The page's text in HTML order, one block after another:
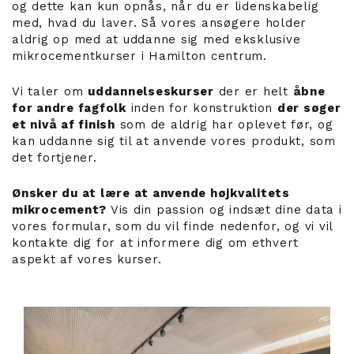
og dette kan kun opnås, når du er lidenskabelig
med, hvad du laver. Så vores ansøgere holder
aldrig op med at uddanne sig med eksklusive
mikrocementkurser i Hamilton centrum.
Vi taler om uddannelseskurser der er helt åbne
for andre fagfolkinden for konstruktion der søger
et nivå af finish som de aldrig har oplevet før, og
kan uddanne sig til at anvende vores produkt, som
det fortjener.
Ønsker du at lære at anvende højkvalitets
mikrocement? Vis din passion og indsæt dine data i
vores formular, som du vil finde nedenfor, og vi vil
kontakte dig for at informere dig om ethvert
aspekt af vores kurser.